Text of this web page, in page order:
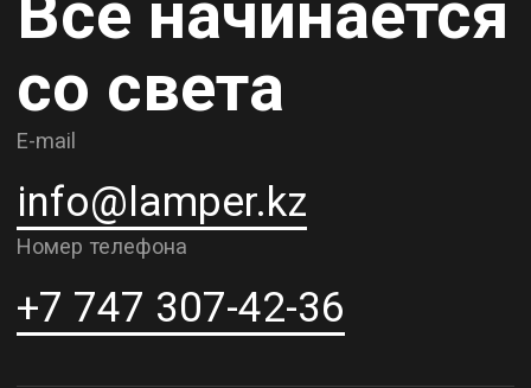
Контакты
О компании
Доставка и самовывоз
Рассрочка и кредит
Адрес шоурума в г. Алматы
к5
Адрес шоурума в г. Астана
Благодарим за внимание к Lamper.kz.
До встречи в ваших будущих